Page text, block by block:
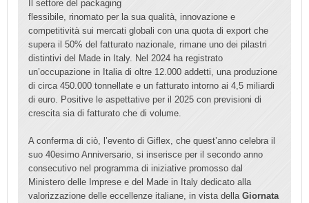
Il settore del packaging
flessibile, rinomato per la sua qualità, innovazione e
competitività sui mercati globali con una quota di export che
supera il 50% del fatturato nazionale, rimane uno dei pilastri
distintivi del Made in Italy. Nel 2024 ha registrato
un’occupazione in Italia di oltre 12.000 addetti, una produzione
di circa 450.000 tonnellate e un fatturato intorno ai 4,5 miliardi
di euro. Positive le aspettative per il 2025 con previsioni di
crescita sia di fatturato che di volume.
A conferma di ciò, l’evento di Giflex, che quest’anno celebra il
suo 40esimo Anniversario, si inserisce per il secondo anno
consecutivo nel programma di iniziative promosso dal
Ministero delle Imprese e del Made in Italy dedicato alla
valorizzazione delle eccellenze italiane, in vista della Giornata